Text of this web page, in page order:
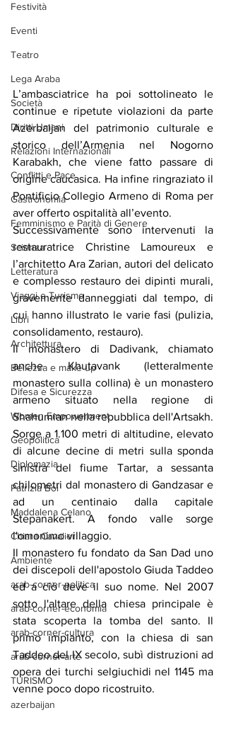
Festività
Eventi
Teatro
Lega Araba
Società
Diritti Umani
Relazioni Internazionali
Conflitti e Pace
Gastronomia
Femminismo e Parità di Genere
Scienza
Letteratura
Viaggi e Turismo
Libri
Architettura
Bellezza e make up
Difesa e Sicurezza
Women Empowerment
Geopolitica
Diplomazia
Patrizia Boi
Maddalena Celano
Chiara Cavalieri
Ambiente
arab-corner-politica
arab-corner-economia
arab-corner-cultura
arab-corner-arte
TURISMO
azerbaijan
L’ambasciatrice ha poi sottolineato le
continue e ripetute violazioni da parte
Azerbaijan del patrimonio culturale e
storico dell’Armenia nel Nogorno
Karabakh, che viene fatto passare di
origine caucasica. Ha infine ringraziato il
Pontificio Collegio Armeno di Roma per
aver offerto ospitalità all’evento.
Successivamente sono intervenuti la
restauratrice Christine Lamoureux e
l’architetto Ara Zarian, autori del delicato
e complesso restauro dei dipinti murali,
gravemente danneggiati dal tempo, di
cui hanno illustrato le varie fasi (pulizia,
consolidamento, restauro).
Il monastero di Dadivank, chiamato
anche Khutavank (letteralmente
monastero sulla collina) è un monastero
armeno situato nella regione di
Shahumian nella repubblica dell'Artsakh.
Sorge a 1.100 metri di altitudine, elevato
di alcune decine di metri sulla sponda
sinistra del fiume Tartar, a sessanta
chilometri dal monastero di Gandzasar e
ad un centinaio dalla capitale
Stepanakert. A fondo valle sorge
l'omonimo villaggio.
Il monastero fu fondato da San Dad uno
dei discepoli dell'apostolo Giuda Taddeo
ed a ciò deve il suo nome. Nel 2007
sotto l'altare della chiesa principale è
stata scoperta la tomba del santo. Il
primo impianto, con la chiesa di san
Taddeo del IX secolo, subì distruzioni ad
opera dei turchi selgiuchidi nel 1145 ma
venne poco dopo ricostruito.